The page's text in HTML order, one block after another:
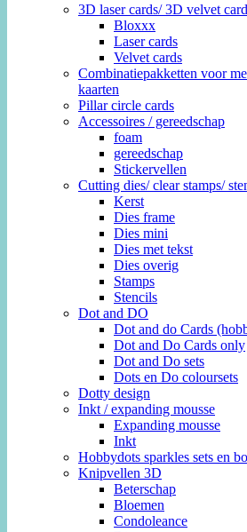
3D laser cards/ 3D velvet
Bloxxx
Laser cards
Velvet cards
Combinatiepakketten voor
kaarten
Pillar circle cards
Accessoires / gereedschap
foam
gereedschap
Stickervellen
Cutting dies/ clear stamps/
Kerst
Dies frame
Dies mini
Dies met tekst
Dies overig
Stamps
Stencils
Dot and DO
Dot and do Cards
Dot and Do Cards only
Dot and Do sets
Dots en Do coloursets
Dotty design
Inkt / expanding mousse
Expanding mousse
Inkt
Hobbydots sparkles sets en
Knipvellen 3D
Beterschap
Bloemen
Condoleance